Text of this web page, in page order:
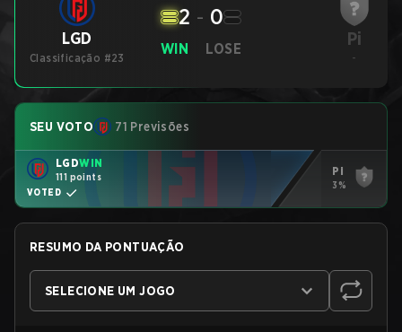
LGD
Classificação #23
WIN
2 - 0
LOSE Pi
-
SEU VOTO 71 Previsões
LGDWIN
111 points
VOTED
Pi
3%
RESUMO DA PONTUAÇÃO
SELECIONE UM JOGO